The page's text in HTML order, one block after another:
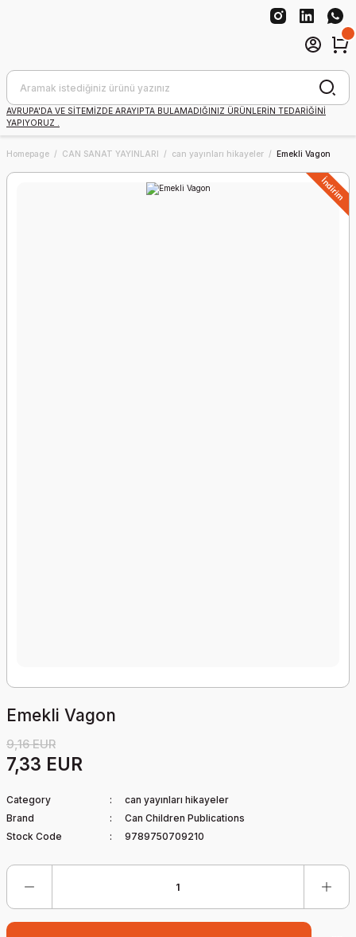
AVRUPA'DA VE SİTEMİZDE ARAYIPTA BULAMADIĞINIZ ÜRÜNLERİN TEDARİĞİNİ
YAPIYORUZ .
Homepage CAN SANAT YAYINLARI can yayınları hikayeler Emekli Vagon
İndirim
Emekli Vagon
9,16 EUR
7,33 EUR
Category
can yayınları hikayeler
Brand
Can Children Publications
Stock Code
9789750709210